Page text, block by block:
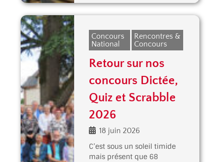
Concours
National
Rencontres &
Concours
Retour sur nos
concours Dictée,
Quiz et Scrabble
2026
18 juin 2026
C’est sous un soleil timide
mais présent que 68